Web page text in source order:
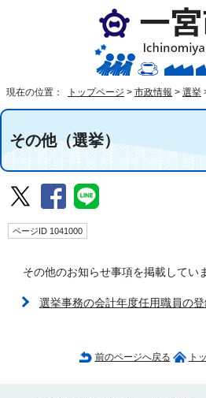
現在の位置： トップページ > 市政情報 > 選挙
その他（選挙）
ページID 1041000
その他のお知らせ事項を掲載してい
選挙事務の会計年度任用職員の
前のページへ戻る ト